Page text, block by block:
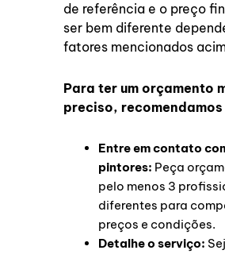
de referência e o preço
ser bem diferente
fatores mencionados
Para ter um orçamento
preciso, recomendamos
Entre em contato
pintores: Peça
pelo menos 3
diferentes para
preços e condições.
Detalhe o serviço: